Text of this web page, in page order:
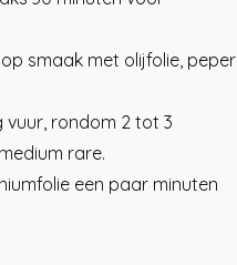
smaak met olijfolie, peper
vuur, rondom 2 tot 3
rare.
een paar minuten